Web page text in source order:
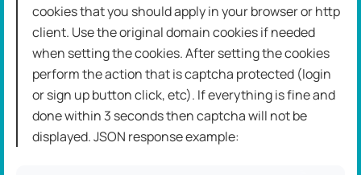
cookies that you should apply in your browser or http
client. Use the original domain cookies if needed
when setting the cookies. After setting the cookies
perform the action that is captcha protected (login
or sign up button click, etc). If everything is fine and
done within 3 seconds then captcha will not be
displayed. JSON response example: